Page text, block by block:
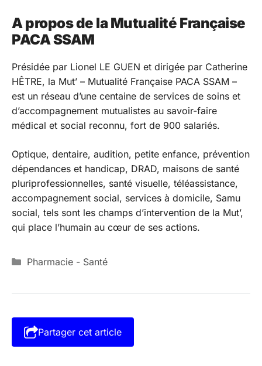
A propos de la Mutualité Française
PACA SSAM
Présidée par Lionel LE GUEN et dirigée par Catherine
HÊTRE, la Mut’ – Mutualité Française PACA SSAM –
est un réseau d’une centaine de services de soins et
d’accompagnement mutualistes au savoir-faire
médical et social reconnu, fort de 900 salariés.
Optique, dentaire, audition, petite enfance, prévention
dépendances et handicap, DRAD, maisons de santé
pluriprofessionnelles, santé visuelle, téléassistance,
accompagnement social, services à domicile, Samu
social, tels sont les champs d’intervention de la Mut’,
qui place l’humain au cœur de ses actions.
Catégories
Pharmacie - Santé
Partager cet article